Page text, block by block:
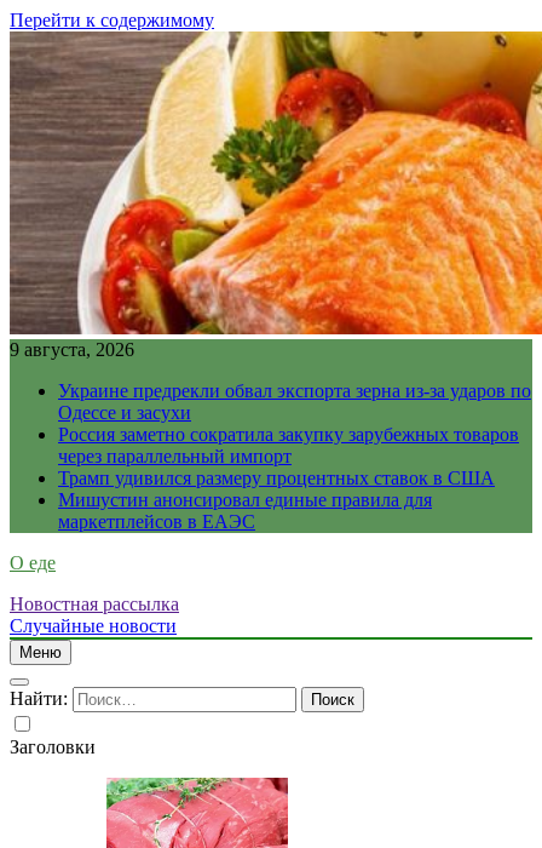
Перейти к содержимому
9 августа, 2026
Украине предрекли обвал экспорта зерна из-за ударов по
Одессе и засухи
Россия заметно сократила закупку зарубежных товаров
через параллельный импорт
Трамп удивился размеру процентных ставок в США
Мишустин анонсировал единые правила для
маркетплейсов в ЕАЭС
О еде
Новостная рассылка
Случайные новости
Меню
Найти:
Заголовки